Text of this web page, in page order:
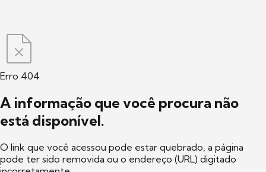
Erro 404
A informação que você procura não
está disponível.
O link que você acessou pode estar quebrado, a página
pode ter sido removida ou o endereço (URL) digitado